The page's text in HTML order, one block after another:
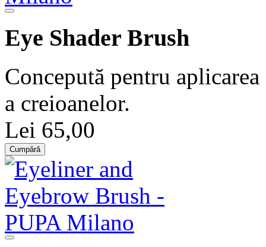
Eye Shader Brush
Concepută pentru
a creioanelor.
Lei 65,00
Cumpără